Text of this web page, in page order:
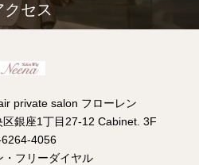
クセス
private salon フローレン
銀座1丁目27-12 Cabinet. 3F
4056
・フリーダイヤル